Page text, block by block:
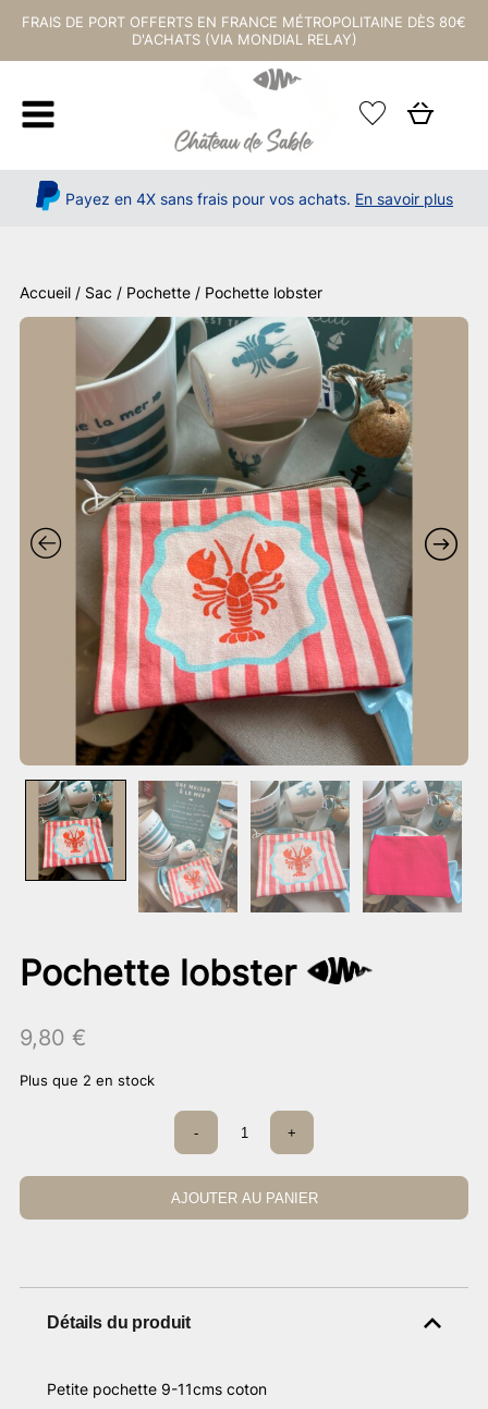
FRAIS DE PORT OFFERTS EN FRANCE MÉTROPOLITAINE DÈS 80€
D'ACHATS (VIA MONDIAL RELAY)
Payez en 4X sans frais pour vos achats. En savoir plus
Accueil / Sac / Pochette / Pochette lobster
Pochette lobster
9,80 €
Plus que 2 en stock
quantité
Pochette
lobster
- +
AJOUTER AU PANIER
Détails du produit
Petite pochette 9-11cms coton